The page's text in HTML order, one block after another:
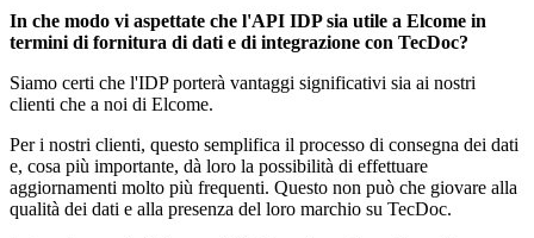
In che modo vi aspettate che l'API IDP sia utile a Elcome in
termini di fornitura di dati e di integrazione con TecDoc?
Siamo certi che l'IDP porterà vantaggi significativi sia ai nostri
clienti che a noi di Elcome.
Per i nostri clienti, questo semplifica il processo di consegna dei dati
e, cosa più importante, dà loro la possibilità di effettuare
aggiornamenti molto più frequenti. Questo non può che giovare alla
qualità dei dati e alla presenza del loro marchio su TecDoc.